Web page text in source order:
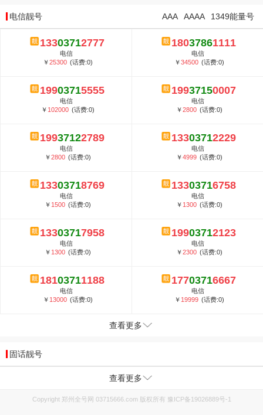
电信靓号 1349能量号
AAAA
AAA
13303712777
电信
￥25300 (话费:0)
18037861111
电信
￥34500 (话费:0)
19903715555
电信
￥ 102000 (话费:0)
19937150007
电信
￥2800 (话费:0)
19937122789
电信
￥2800 (话费:0)
13303712229
电信
￥4999 (话费:0)
13303718769
电信
￥ 1500 (话费:0)
13303716758
电信
￥ 1300 (话费:0)
13303717958
电信
￥ 1300 (话费:0)
19903712123
电信
￥2300 (话费:0)
18103711188
电信
￥ 13000 (话费:0)
17703716667
电信
￥ 19999 (话费:0)
查看更多
固话靓号
查看更多
Copyright 郑州全号网 03715666.com 版权所有 豫ICP备19026889号-1